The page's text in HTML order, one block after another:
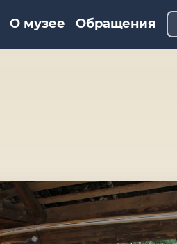
О музее Обращения